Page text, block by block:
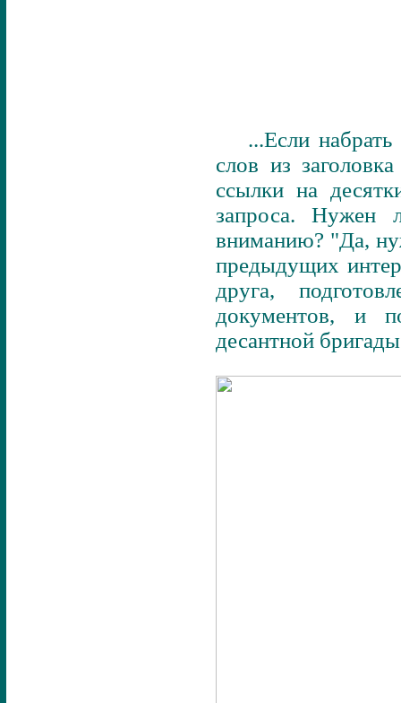
...Если
слов из
ссылки на
запроса. Нужен
вниманию? "Да,
предыдущих
друга,
документов, и
десантной